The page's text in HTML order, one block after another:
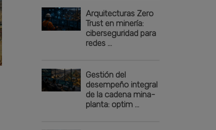
Arquitecturas Zero
Trust en minería:
ciberseguridad para
redes ...
Gestión del
desempeño integral
de la cadena mina-
planta: optim ...